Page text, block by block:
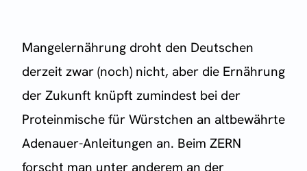
Mangelernährung droht den Deutschen
derzeit zwar (noch) nicht, aber die Ernährung
der Zukunft knüpft zumindest bei der
Proteinmische für Würstchen an altbewährte
Adenauer-Anleitungen an. Beim ZERN
forscht man unter anderem an der